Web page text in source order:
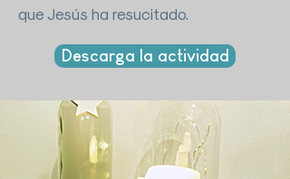
que Jesús ha resucitado.
Descarga la actividad